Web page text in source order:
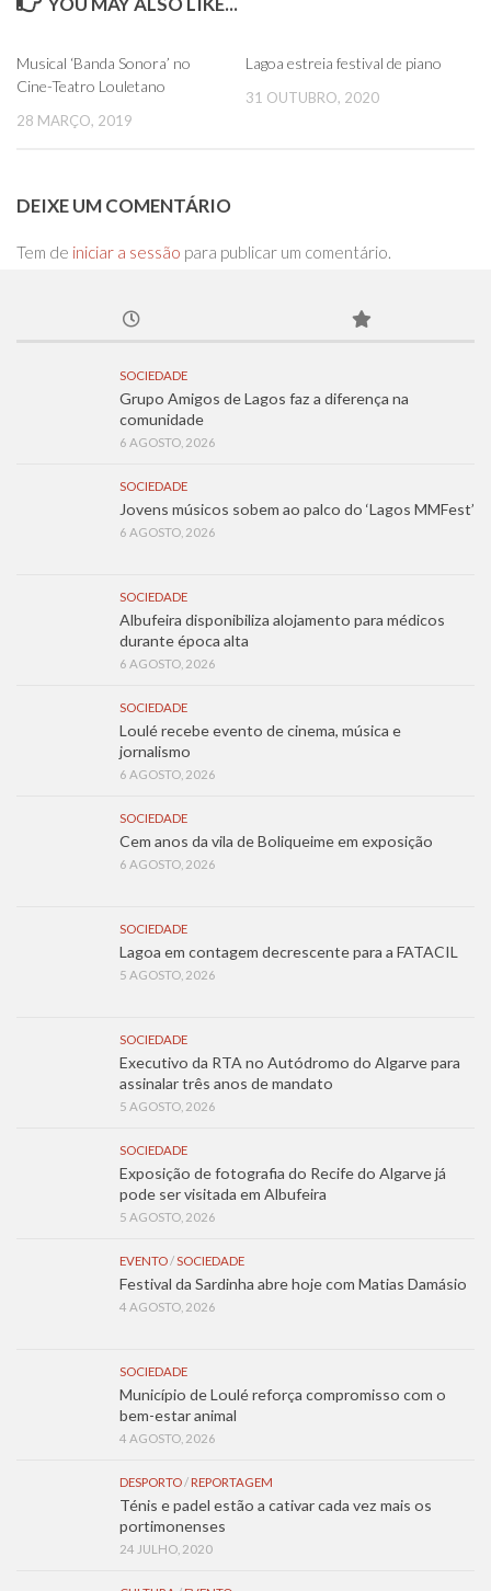
Musical ‘Banda Sonora’ no
Cine-Teatro Louletano
28 MARÇO, 2019
Lagoa estreia festival de piano
31 OUTUBRO, 2020
DEIXE UM COMENTÁRIO
Tem de iniciar a sessão para publicar um comentário.
SOCIEDADE
Grupo Amigos de Lagos faz a diferença na
comunidade
6 AGOSTO, 2026
SOCIEDADE
Jovens músicos sobem ao palco do ‘Lagos MMFest’
6 AGOSTO, 2026
SOCIEDADE
Albufeira disponibiliza alojamento para médicos
durante época alta
6 AGOSTO, 2026
SOCIEDADE
Loulé recebe evento de cinema, música e
jornalismo
6 AGOSTO, 2026
SOCIEDADE
Cem anos da vila de Boliqueime em exposição
6 AGOSTO, 2026
SOCIEDADE
Lagoa em contagem decrescente para a FATACIL
5 AGOSTO, 2026
SOCIEDADE
Executivo da RTA no Autódromo do Algarve para
assinalar três anos de mandato
5 AGOSTO, 2026
SOCIEDADE
Exposição de fotografia do Recife do Algarve já
pode ser visitada em Albufeira
5 AGOSTO, 2026
EVENTO / SOCIEDADE
Festival da Sardinha abre hoje com Matias Damásio
4 AGOSTO, 2026
SOCIEDADE
Município de Loulé reforça compromisso com o
bem-estar animal
4 AGOSTO, 2026
DESPORTO / REPORTAGEM
Ténis e padel estão a cativar cada vez mais os
portimonenses
24 JULHO, 2020